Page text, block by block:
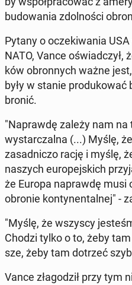
bu­do­wa­nia zdol­no­ści
Pytany o ocze­ki­wa­nia
NATO, Vance
ków obron­nych ważne
były w stanie pro­du­ko­wać
bronić.
"Na­praw­dę zależy nam
wy­star­czal­na (...) Myślę,
za­sad­ni­czo rację i myślę,
naszych eu­ro­pej­skich
że Europa na­praw­dę musi
obronie kon­ty­nen­tal­nej" -
"Myślę, że wszyscy
Chodzi tylko o to, żeby
sze, żeby tam dotrzeć
Vance zła­go­dził przy tym